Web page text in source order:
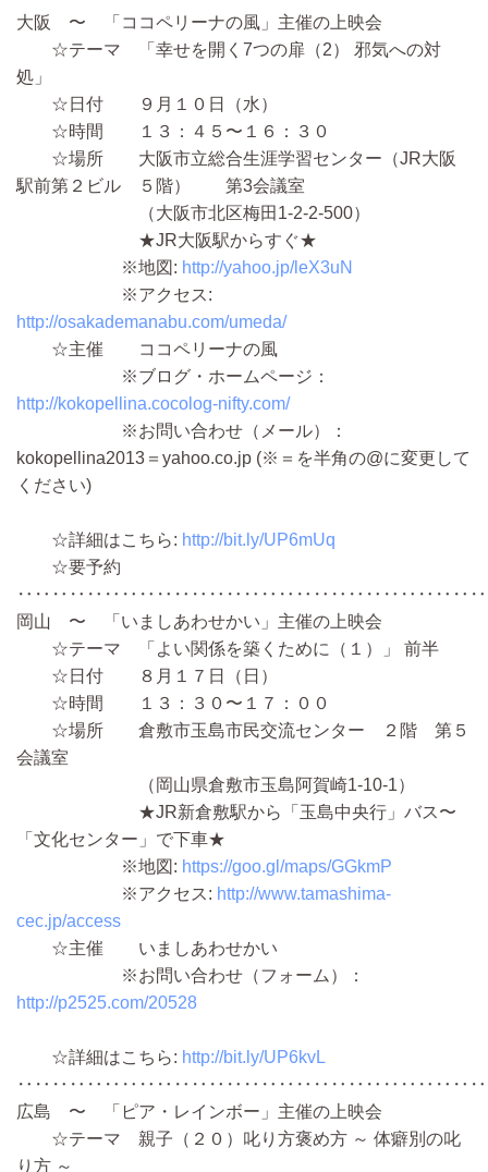
大阪 〜 「ココペリーナの風」主催の上映会
☆テーマ 「幸せを開く7つの扉（2） 邪気への対
処」
☆日付 ９月１０日（水）
☆時間 １３：４５〜１６：３０
☆場所 大阪市立総合生涯学習センター（JR大阪
駅前第２ビル ５階） 第3会議室
（大阪市北区梅田1-2-2-500）
★JR大阪駅からすぐ★
※地図: http://yahoo.jp/leX3uN
※アクセス:
http://osakademanabu.com/umeda/
☆主催 ココペリーナの風
※ブログ・ホームページ：
http://kokopellina.cocolog-nifty.com/
※お問い合わせ（メール）：
kokopellina2013＝yahoo.co.jp (※＝を半角の@に変更して
ください)
☆詳細はこちら: http://bit.ly/UP6mUq
☆要予約
岡山 〜 「いましあわせかい」主催の上映会
☆テーマ 「よい関係を築くために（１）」 前半
☆日付 ８月１７日（日）
☆時間 １３：３０〜１７：００
☆場所 倉敷市玉島市民交流センター ２階 第５
会議室
（岡山県倉敷市玉島阿賀崎1-10-1）
★JR新倉敷駅から「玉島中央行」バス〜
「文化センター」で下車★
※地図: https://goo.gl/maps/GGkmP
※アクセス: http://www.tamashima-
cec.jp/access
☆主催 いましあわせかい
※お問い合わせ（フォーム）：
http://p2525.com/20528
☆詳細はこちら: http://bit.ly/UP6kvL
広島 〜 「ピア・レインボー」主催の上映会
☆テーマ 親子（２０）叱り方褒め方 ～ 体癖別の叱
り方 ～